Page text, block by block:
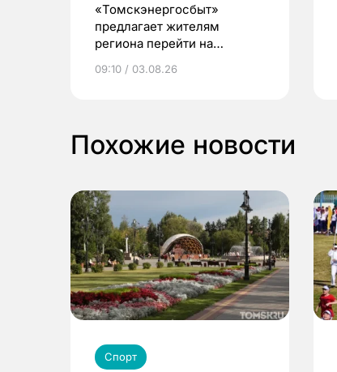
«Томскэнергосбыт»
предлагает жителям
региона перейти на
выиграть призы
09:10 / 03.08.26
Похожие новости
Спорт